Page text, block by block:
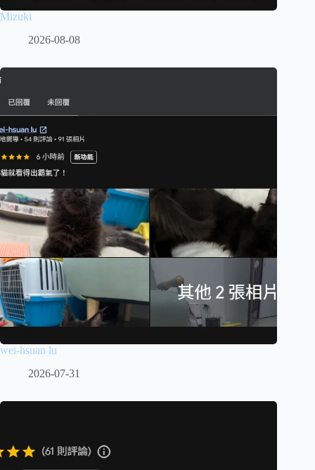
Mizuki
2026-08-08
wei-hsuan lu
2026-07-31